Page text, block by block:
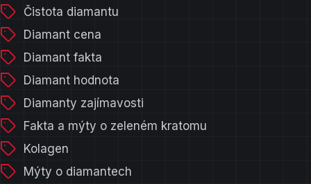
Čistota diamantu
Diamant cena
Diamant fakta
Diamant hodnota
Diamanty zajímavosti
Fakta a mýty o zeleném kratomu
Kolagen
Mýty o diamantech